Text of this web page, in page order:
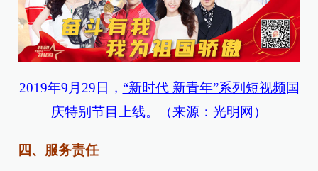
2019年9月29日， “新时代 新青年”系列短视频国
庆特别节目上线。（来源：光明网）
四、服务责任